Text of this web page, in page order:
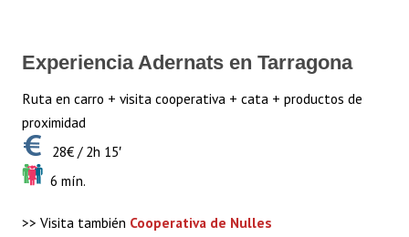
Experiencia Adernats en Tarragona
Ruta en carro + visita cooperativa + cata + productos de
proximidad
28€ / 2h 15′
6 mín.
>> Visita también Cooperativa de Nulles